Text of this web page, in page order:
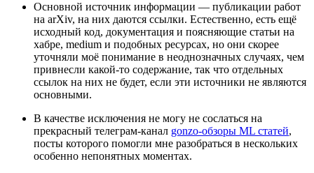
Основной источник информации — публикации работ
на arXiv, на них даются ссылки. Естественно, есть ещё
исходный код, документация и поясняющие статьи на
хабре, medium и подобных ресурсах, но они скорее
уточняли моё понимание в неоднозначных случаях, чем
привнесли какой-то содержание, так что отдельных
ссылок на них не будет, если эти источники не являются
основными.
В качестве исключения не могу не сослаться на
прекрасный телеграм-канал gonzo-обзоры ML статей,
посты которого помогли мне разобраться в нескольких
особенно непонятных моментах.